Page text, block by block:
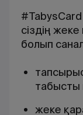
сіздің
болып
табысты
жеке